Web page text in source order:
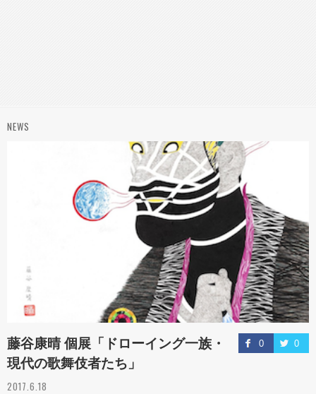
NEWS
0 0
藤谷康晴 個展「ドローイング一族・
現代の歌舞伎者たち」
2017.6.18